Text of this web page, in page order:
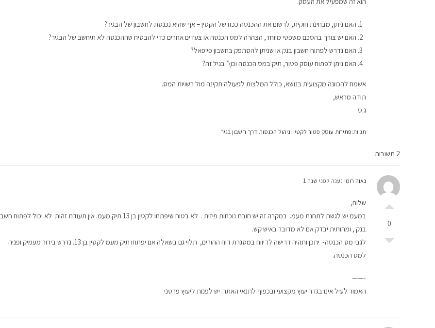
האם ניתן, מבחינת חוקית, לרשום את ההכנסה ככזו של הקטין – אף שהיא נכנסת לחשבון של הבגיר?
האם יש צורך בהסכם משפטי מיוחד, הצהרה למס הכנסה או צעדים אחרים כדי להבטיח שההכנסה לא תיחשב של הבגיר?
האם נדרש לפתוח חשבון בנק או שניתן להסתפק בחשבון פייפאל?
האם ניתן לפתוח עוסק פטור, תיק במס הכנסה וכו\’ בגיל זה?
אשמח להכוונה מקצועית בנושא, כולל המלצות לפעולה תקינה מול רשויות המס.
תודה מראש,
ג.ס
תגיות:פתיחת עוסק פטור לקטין וניהול הכנסות דרך חשבון בגיר
2 תשובות
0
נאוה רומי נענה לפני שנה 1
שלום,
במעמ יש לגשת לתחנת מעמ. במקרה זה יש חובת נוכחות פיזית . לא בטוח שיפתחו לקטין בן 13 תיק מעמ. אין תעודת זהות לא יכול לפתוח
בנק , ומהותית יבדק אם לא מדובר באיש קש.
לגבי מס הכנסה- יתכן ותהיה דרישה לדיווח במסגרת דוח ההורים, תלוי גם בשאלה אם יפתחו תיק מעמ לקטין בן 13. נדרש בירור מעמיק ופניה
למס הכנסה.
‐——
האמור לעיל אינו בגדר יעוץ מקצועי ובכפוף לתנאי האתר. יש לפנות ליעוץ פרטני